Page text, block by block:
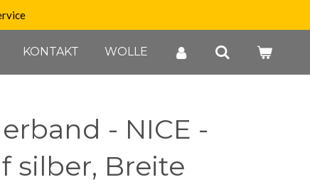
KONTAKT WOLLE
- NICE -
silber, Breite